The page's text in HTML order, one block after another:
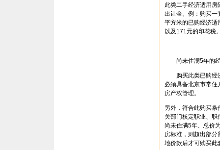
此类二手经济适用
出让金。例：购买
平方米的已购经济
以及171元的印花税
尚未住满5年的经
购买此类已购经济
必须具备北京市常
房产权管理。
另外，符合此购买
关部门核定职业、
尚未住满5年、总价
房标准，则超出部
地价款后才可购买此